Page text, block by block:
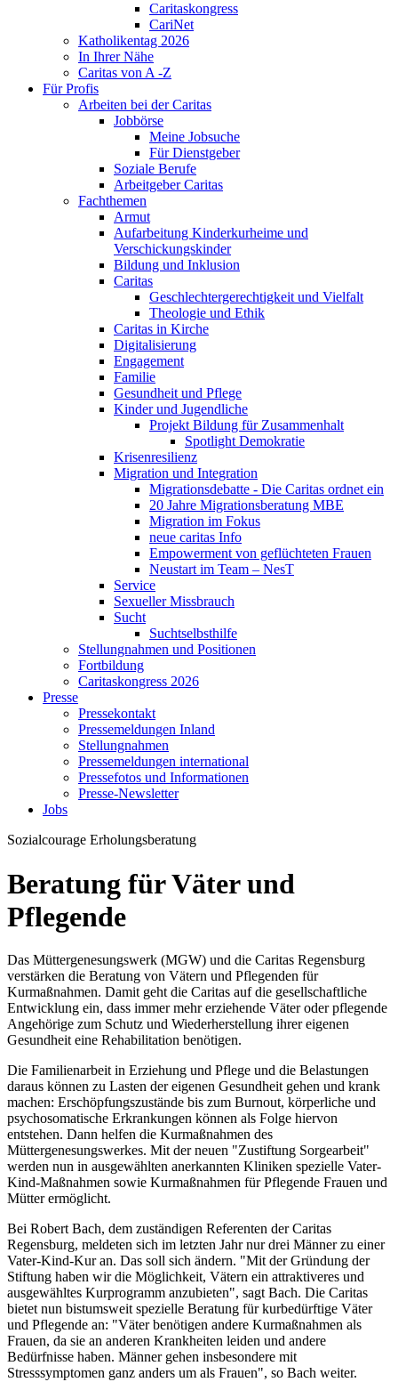
Caritaskongress
CariNet
Katholikentag 2026
In Ihrer Nähe
Caritas von A -Z
Für Profis
Arbeiten bei der Caritas
Jobbörse
Meine Jobsuche
Für Dienstgeber
Soziale Berufe
Arbeitgeber Caritas
Fachthemen
Armut
Aufarbeitung Kinderkurheime und
Verschickungskinder
Bildung und Inklusion
Caritas
Geschlechtergerechtigkeit und Vielfalt
Theologie und Ethik
Caritas in Kirche
Digitalisierung
Engagement
Familie
Gesundheit und Pflege
Kinder und Jugendliche
Projekt Bildung für Zusammenhalt
Spotlight Demokratie
Krisenresilienz
Migration und Integration
Migrationsdebatte - Die Caritas ordnet ein
20 Jahre Migrationsberatung MBE
Migration im Fokus
neue caritas Info
Empowerment von geflüchteten Frauen
Neustart im Team – NesT
Service
Sexueller Missbrauch
Sucht
Suchtselbsthilfe
Stellungnahmen und Positionen
Fortbildung
Caritaskongress 2026
Presse
Pressekontakt
Pressemeldungen Inland
Stellungnahmen
Pressemeldungen international
Pressefotos und Informationen
Presse-Newsletter
Jobs
Sozialcourage Erholungsberatung
Beratung für Väter und
Pflegende
Das Müttergenesungswerk (MGW) und die Caritas Regensburg
verstärken die Beratung von Vätern und Pflegenden für
Kurmaßnahmen. Damit geht die Caritas auf die gesellschaftliche
Entwicklung ein, dass immer mehr erziehende Väter oder pflegende
Angehörige zum Schutz und Wiederherstellung ihrer eigenen
Gesundheit eine Rehabilitation benötigen.
Die Familienarbeit in Erziehung und Pflege und die Belastungen
daraus können zu Lasten der eigenen Gesundheit gehen und krank
machen: Erschöpfungszustände bis zum Burnout, körperliche und
psychosomatische Erkrankungen können als Folge hiervon
entstehen. Dann helfen die Kurmaßnahmen des
Müttergenesungswerkes. Mit der neuen "Zustiftung Sorgearbeit"
werden nun in ausgewählten anerkannten Kliniken spezielle Vater-
Kind-Maßnahmen sowie Kurmaßnahmen für Pflegende Frauen und
Mütter ermöglicht.
Bei Robert Bach, dem zuständigen Referenten der Caritas
Regensburg, meldeten sich im letzten Jahr nur drei Männer zu einer
Vater-Kind-Kur an. Das soll sich ändern. "Mit der Gründung der
Stiftung haben wir die Möglichkeit, Vätern ein attraktiveres und
ausgewähltes Kurprogramm anzubieten", sagt Bach. Die Caritas
bietet nun bistumsweit spezielle Beratung für kurbedürftige Väter
und Pflegende an: "Väter benötigen andere Kurmaßnahmen als
Frauen, da sie an anderen Krankheiten leiden und andere
Bedürfnisse haben. Männer gehen insbesondere mit
Stresssymptomen ganz anders um als Frauen", so Bach weiter.